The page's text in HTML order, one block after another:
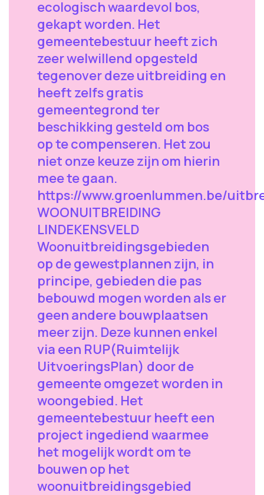
ecologisch waardevol bos,
gekapt worden. Het
gemeentebestuur heeft zich
zeer welwillend opgesteld
tegenover deze uitbreiding en
heeft zelfs gratis
gemeentegrond ter
beschikking gesteld om bos
op te compenseren. Het zou
niet onze keuze zijn om hierin
mee te gaan.
https://www.groenlummen.be/
WOONUITBREIDING
LINDEKENSVELD
Woonuitbreidingsgebieden
op de gewestplannen zijn, in
principe, gebieden die pas
bebouwd mogen worden als er
geen andere bouwplaatsen
meer zijn. Deze kunnen enkel
via een RUP(Ruimtelijk
UitvoeringsPlan) door de
gemeente omgezet worden in
woongebied. Het
gemeentebestuur heeft een
project ingediend waarmee
het mogelijk wordt om te
bouwen op het
woonuitbreidingsgebied